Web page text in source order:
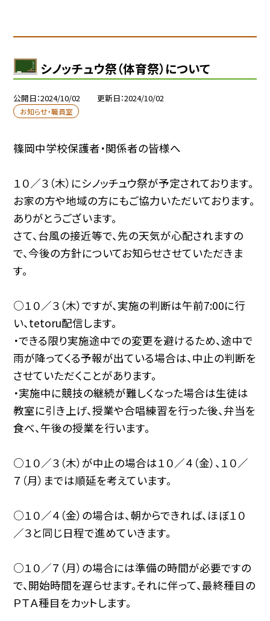
シノッチュウ祭（体育祭）について
公開日 2024/10/02 更新日 2024/10/02
お知らせ・職員室
篠岡中学校保護者・関係者の皆様へ
１０／３（木）にシノッチュウ祭が予定されております。
お家の方や地域の方にもご協力いただいております。
ありがとうございます。
さて、台風の接近等で、先の天気が心配されますの
で、今後の方針についてお知らせさせていただきま
す。
○１０／３（木）ですが、実施の判断は午前7:00に行
い、tetoru配信します。
・できる限り実施途中での変更を避けるため、途中で
雨が降ってくる予報が出ている場合は、中止の判断を
させていただくことがあります。
・実施中に競技の継続が難しくなった場合は生徒は
教室に引き上げ、授業や合唱練習を行った後、弁当を
食べ、午後の授業を行います。
○１０／３（木）が中止の場合は１０／４（金）、１０／
７（月）までは順延を考えています。
○１０／４（金）の場合は、朝からできれば、ほぼ１０
／３と同じ日程で進めていきます。
○１０／７（月）の場合には準備の時間が必要ですの
で、開始時間を遅らせます。それに伴って、最終種目の
ＰＴＡ種目をカットします。